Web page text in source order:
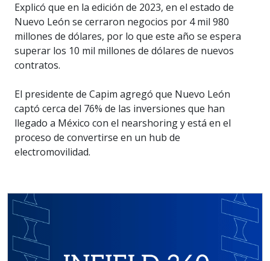
Explicó que en la edición de 2023, en el estado de
Nuevo León se cerraron negocios por 4 mil 980
millones de dólares, por lo que este año se espera
superar los 10 mil millones de dólares de nuevos
contratos.
El presidente de Capim agregó que Nuevo León
captó cerca del 76% de las inversiones que han
llegado a México con el nearshoring y está en el
proceso de convertirse en un hub de
electromovilidad.